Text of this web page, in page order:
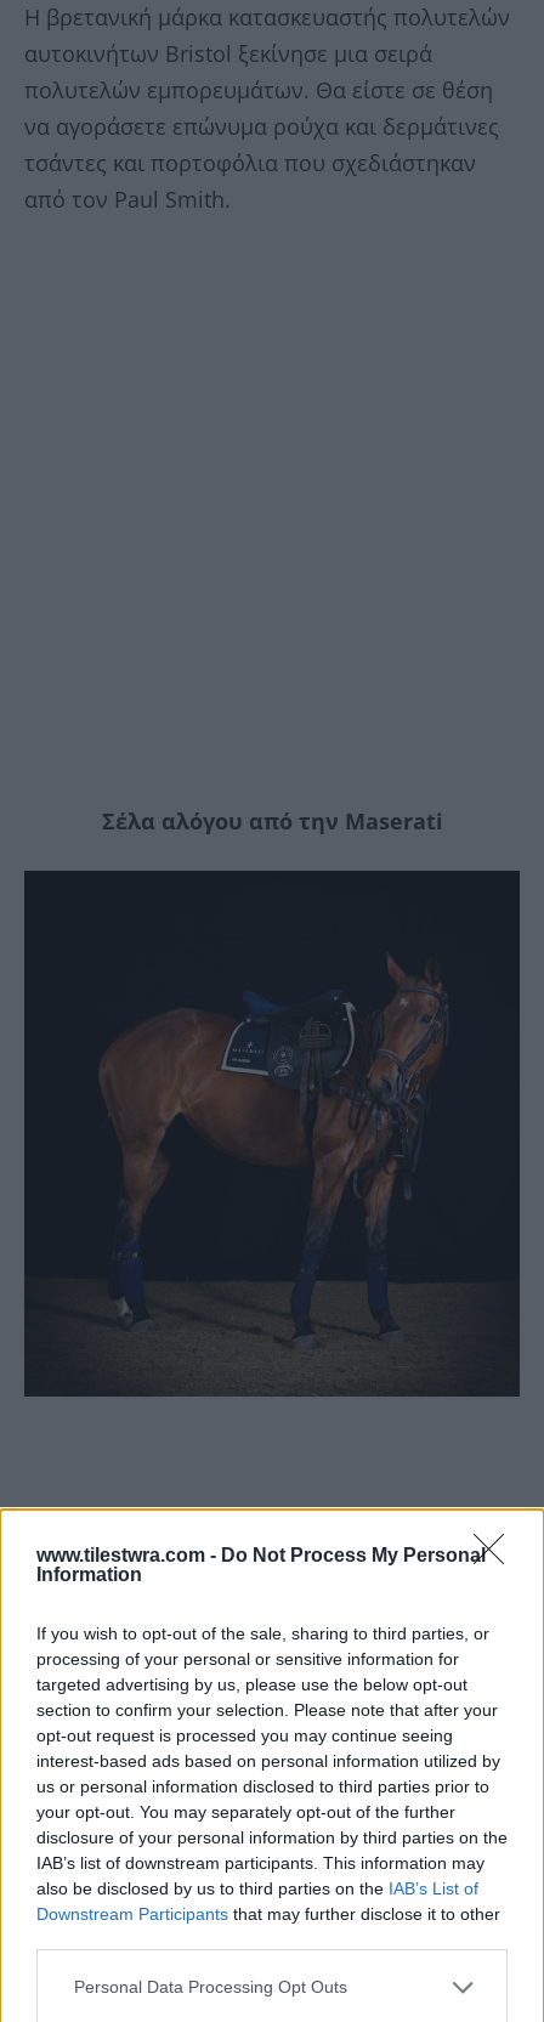
www.tilestwra.com - Do Not Process My Personal
Information
If you wish to opt-out of the sale, sharing to third parties, or
processing of your personal or sensitive information for
targeted advertising by us, please use the below opt-out
section to confirm your selection. Please note that after your
opt-out request is processed you may continue seeing
interest-based ads based on personal information utilized by
us or personal information disclosed to third parties prior to
your opt-out. You may separately opt-out of the further
disclosure of your personal information by third parties on the
IAB’s list of downstream participants. This information may
also be disclosed by us to third parties on the IAB’s List of
Downstream Participants that may further disclose it to other
Personal Data Processing Opt Outs
Η βρετανική μάρκα κατασκευαστής πολυτελών
αυτοκινήτων Bristol ξεκίνησε μια σειρά
πολυτελών εμπορευμάτων. Θα είστε σε θέση
να αγοράσετε επώνυμα ρούχα και δερμάτινες
τσάντες και πορτοφόλια που σχεδιάστηκαν
από τον Paul Smith.
Σέλα αλόγου από την Maserati